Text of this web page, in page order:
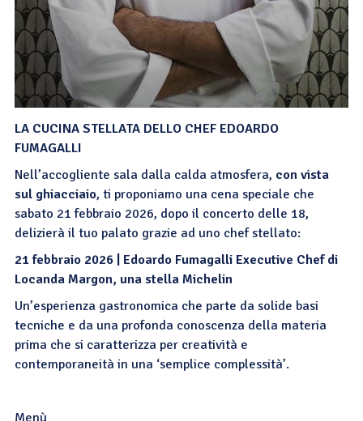
LA CUCINA STELLATA DELLO CHEF EDOARDO
FUMAGALLI
Nell’accogliente sala dalla calda atmosfera, con vista
sul ghiacciaio, ti proponiamo una cena speciale che
sabato 21 febbraio 2026, dopo il concerto delle 18,
delizierà il tuo palato grazie ad uno chef stellato:
21 febbraio 2026 | Edoardo Fumagalli Executive Chef di
Locanda Margon, una stella Michelin
Un’esperienza gastronomica che parte da solide basi
tecniche e da una profonda conoscenza della materia
prima che si caratterizza per creatività e
contemporaneità in una ‘semplice complessità’.
Menù